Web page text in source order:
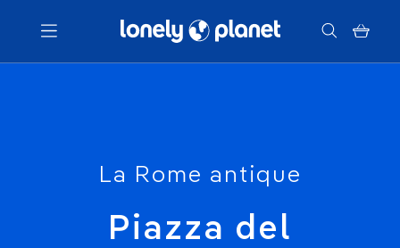
Menu
La Rome antique
Piazza del